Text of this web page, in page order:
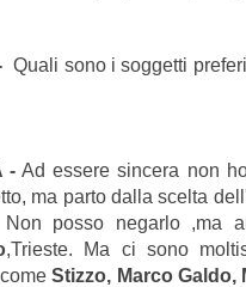
Quali sono i soggetti
- Ad essere sincera non
ma parto dalla scelta
Non posso negarlo ,ma
,Trieste. Ma ci sono
Stizzo, Marco